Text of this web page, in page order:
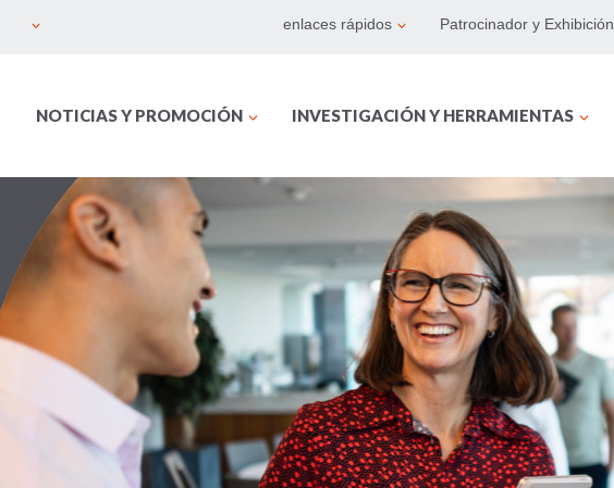
enlaces rápidos Patrocinador y Exhibición
NOTICIAS Y PROMOCIÓN INVESTIGACIÓN Y HERRAMIENTAS